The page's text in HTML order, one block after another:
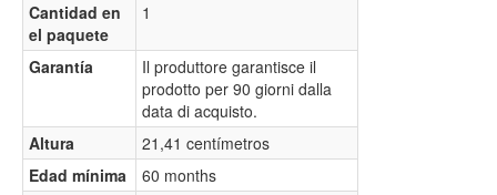
Cantidad en
el paquete
1
Garantía
Il produttore garantisce il
prodotto per 90 giorni dalla
data di acquisto.
Altura
21,41 centímetros
Edad mínima
60 months